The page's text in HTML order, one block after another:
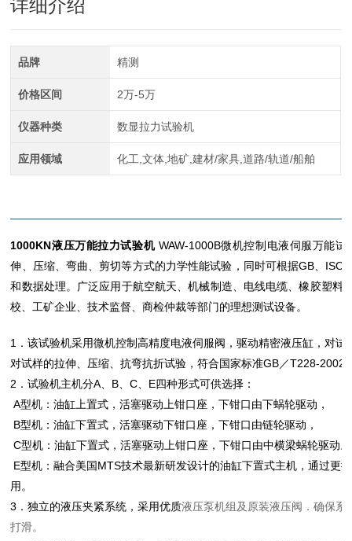
详细介绍
品牌 精测
价格区间 2万-5万
仪器种类 数显拉力试验机
应用领域 化工,文体,地矿,建材/家具,道路/轨道/船舶
1000KN液压万能拉力试验机WAW-1000B微机控制电液伺服万能
伸、压缩、弯曲、剪切等方式的力学性能试验，同时可根据GB、
和数据处理。广泛应用于航空航天、机械制造、电线电缆、橡胶塑料
校、工矿企业、技术监督、商检仲裁等部门的理想测试设备。
1．该试验机采用微机控制高精度电液伺服阀，驱动精密液压缸，对
对试样的拉伸、压缩、抗弯抗折试验，符合国家标准GB／T228-2002
2．试验机主机分A、B、C、E四种形式可供选择：
A型机：油缸上置式，活塞驱动上钳口座，下钳口由下蜗轮驱动，
B型机：油缸下置式，活塞驱动下钳口座，下钳口由链轮驱动，
C型机：油缸下置式，活塞驱动上钳口座，下钳口由中横梁蜗轮驱动。
E型机：融合美国MTS技术最新研发设计的油缸下置式主机，通过更
用。
3．独立的液压夹紧系统，采用优质液压泵机组及原装液压阀．确保
打滑。